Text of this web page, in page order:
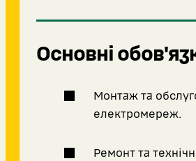
Основні
Монтаж та
електромереж.
Ремонт та